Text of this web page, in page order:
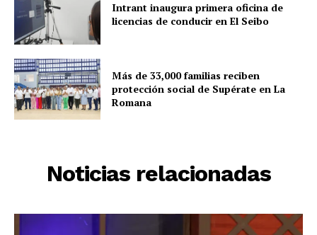
Intrant inaugura primera oficina de
licencias de conducir en El Seibo
Más de 33,000 familias reciben
protección social de Supérate en La
Romana
Noticias relacionadas